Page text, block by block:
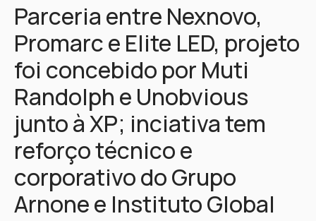
Parceria entre Nexnovo,
Promarc e Elite LED, projeto
foi concebido por Muti
Randolph e Unobvious
junto à XP; inciativa tem
reforço técnico e
corporativo do Grupo
Arnone e Instituto Global